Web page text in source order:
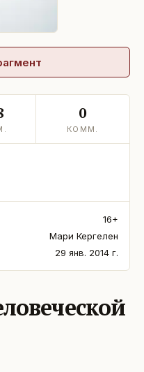
0
КОММ.
16+
Мари Кергелен
29 янв. 2014 г.